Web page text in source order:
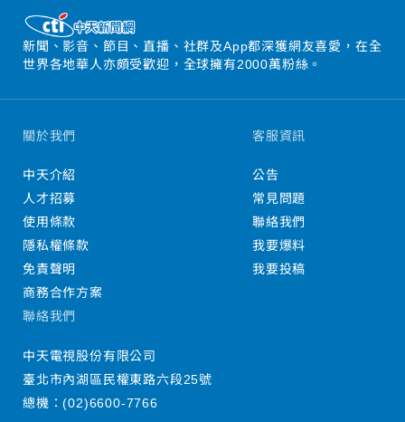
新聞、影音、節目、直播、社群及App都深獲網友喜愛，在全
世界各地華人亦頗受歡迎，全球擁有2000萬粉絲。
關於我們
中天介紹
人才招募
使用條款
隱私權條款
免責聲明
商務合作方案
客服資訊
公告
常見問題
聯絡我們
我要爆料
我要投稿
聯絡我們
中天電視股份有限公司
臺北市內湖區民權東路六段25號
總機：(02)6600-7766